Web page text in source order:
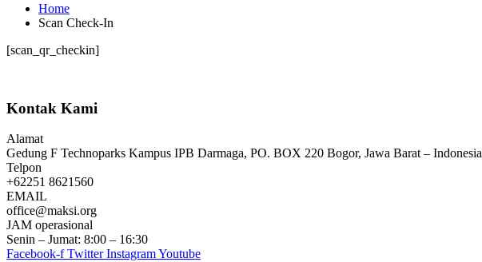
Home
Scan Check-In
[scan_qr_checkin]
Kontak Kami
Alamat
Gedung F Technoparks Kampus IPB Darmaga, PO. BOX 220 Bogor, Jawa Barat – Indonesia
Telpon
+62251 8621560
EMAIL
office@maksi.org
JAM operasional
Senin – Jumat: 8:00 – 16:30
Facebook-f Twitter InstagramYoutube